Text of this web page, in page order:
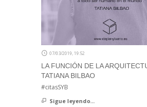
07/03/2019, 19:52
LA FUNCIÓN DE LA
TATIANA BILBAO
#citasSYB
Sigue leyendo...